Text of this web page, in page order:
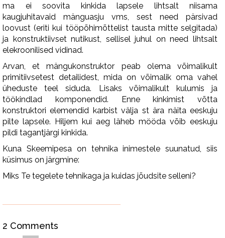
ma ei soovita kinkida lapsele lihtsalt niisama
kaugjuhitavaid mänguasju vms, sest need pärsivad
loovust (eriti kui tööpõhimõttelist tausta mitte selgitada)
ja konstruktiivset nutikust, sellisel juhul on need lihtsalt
elekroonilised vidinad.
Arvan, et mängukonstruktor peab olema võimalikult
primitiivsetest detailidest, mida on võimalik oma vahel
üheduste teel siduda. Lisaks võimalikult kulumis ja
töökindlad komponendid. Enne kinkimist võtta
konstruktori elemendid karbist välja st ära näita eeskuju
pilte lapsele. Hiljem kui aeg läheb mööda võib eeskuju
pildi tagantjärgi kinkida.
Kuna Skeemipesa on tehnika inimestele suunatud, siis
küsimus on järgmine:
Miks Te tegelete tehnikaga ja kuidas jõudsite selleni?
2 Comments